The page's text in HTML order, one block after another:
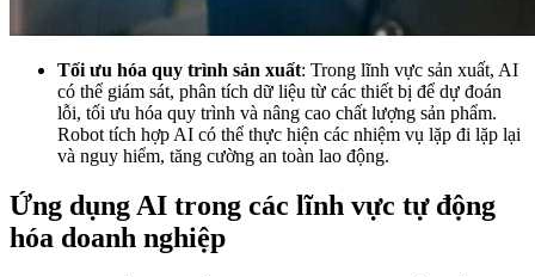
Tối ưu hóa quy trình sản xuất: Trong lĩnh vực sản xuất, AI
có thể giám sát, phân tích dữ liệu từ các thiết bị để dự đoán
lỗi, tối ưu hóa quy trình và nâng cao chất lượng sản phẩm.
Robot tích hợp AI có thể thực hiện các nhiệm vụ lặp đi lặp lại
và nguy hiểm, tăng cường an toàn lao động.
Ứng dụng AI trong các lĩnh vực tự động
hóa doanh nghiệp